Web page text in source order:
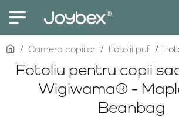
Fotoliu pentru copii
Wigiwama® -
Beanbag
homeCamera copiilor Fotolii puf